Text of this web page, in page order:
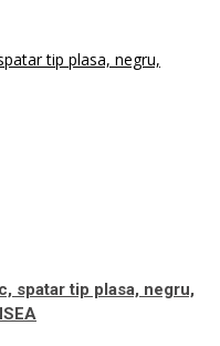
spatar tip plasa, negru,